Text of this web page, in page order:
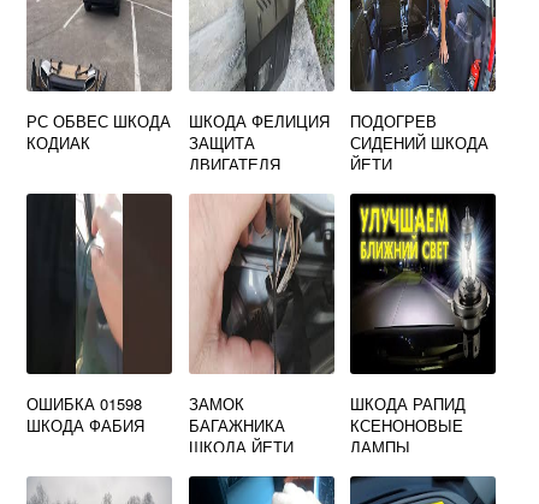
РС ОБВЕС ШКОДА
КОДИАК
ШКОДА ФЕЛИЦИЯ
ЗАЩИТА
ДВИГАТЕЛЯ
ПОДОГРЕВ
СИДЕНИЙ ШКОДА
ЙЕТИ
ОШИБКА 01598
ШКОДА ФАБИЯ
ЗАМОК
БАГАЖНИКА
ШКОДА ЙЕТИ
ШКОДА РАПИД
КСЕНОНОВЫЕ
ЛАМПЫ